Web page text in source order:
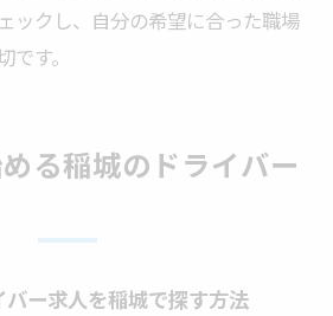
ックし、自分の希望に合った職場
す。
る稲城のドライバー
ー求人を稲城で探す方法